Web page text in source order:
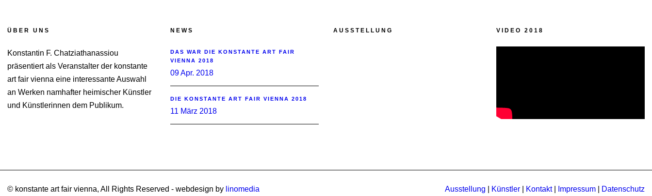
ÜBER UNS
Konstantin F. Chatziathanassiou
präsentiert als Veranstalter der konstante
art fair vienna eine interessante Auswahl
an Werken namhafter heimischer Künstler
und Künstlerinnen dem Publikum.
NEWS
DAS WAR DIE KONSTANTE ART FAIR
VIENNA 2018
09 Apr. 2018
DIE KONSTANTE ART FAIR VIENNA 2018
11 März 2018
AUSSTELLUNG VIDEO 2018
© konstante art fair vienna, All Rights Reserved - webdesign by linomedia Ausstellung Künstler Kontakt| Impressum Datenschutz